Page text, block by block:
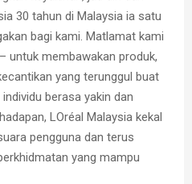
30 tahun di Malaysia ia satu
bagi kami. Matlamat kami
untuk membawakan produk,
yang terunggul buat
berasa yakin dan
LOréal Malaysia kekal
pengguna dan terus
yang mampu